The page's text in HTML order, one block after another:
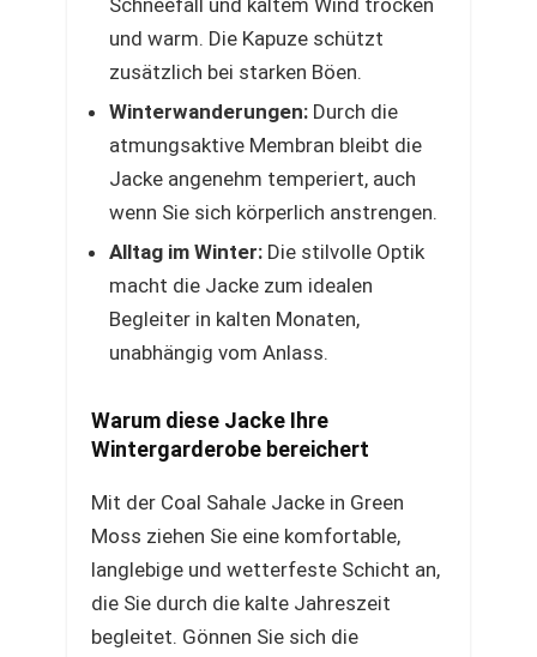
Schneefall und kaltem Wind trocken
und warm. Die Kapuze schützt
zusätzlich bei starken Böen.
Winterwanderungen: Durch die
atmungsaktive Membran bleibt die
Jacke angenehm temperiert, auch
wenn Sie sich körperlich anstrengen.
Alltag im Winter: Die stilvolle Optik
macht die Jacke zum idealen
Begleiter in kalten Monaten,
unabhängig vom Anlass.
Warum diese Jacke Ihre
Wintergarderobe bereichert
Mit der Coal Sahale Jacke in Green
Moss ziehen Sie eine komfortable,
langlebige und wetterfeste Schicht an,
die Sie durch die kalte Jahreszeit
begleitet. Gönnen Sie sich die